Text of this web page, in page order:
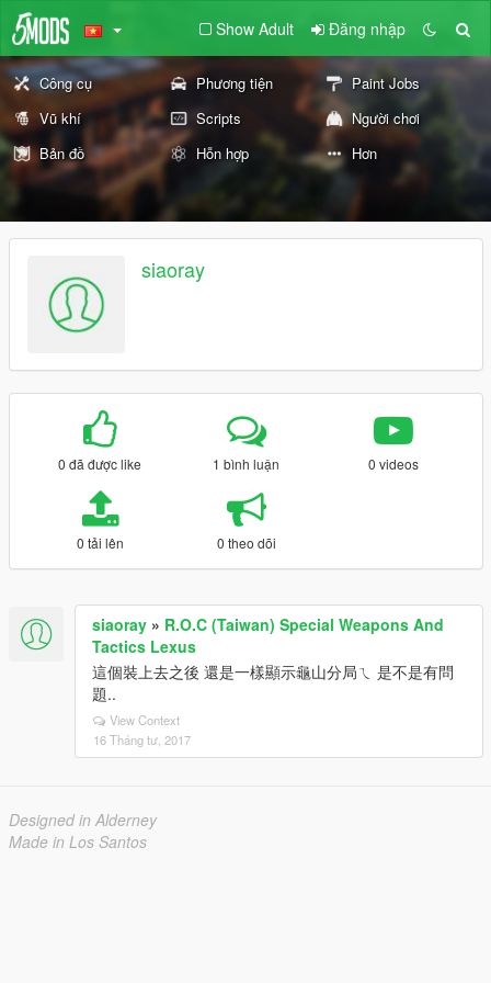
Show Adult Đăng nhập
Công cụ Phương tiện
Paint Jobs
Vũ khí
Scripts
Người chơi
Bản đồ
Hỗn hợp Hơn
siaoray
0 đã được like 1 bình luận 0 videos
0 tải lên 0 theo dõi
siaoray » R.O.C (Taiwan) Special Weapons And
Tactics Lexus
這個裝上去之後 還是一樣顯示龜山分局ㄟ 是不是有問
題..
View Context
16 Tháng tư, 2017
Designed in Alderney
Made in Los Santos